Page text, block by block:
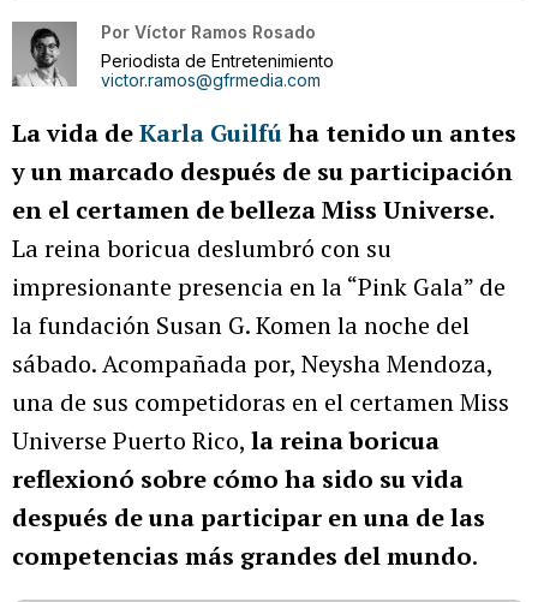
Por Víctor Ramos Rosado
Periodista de Entretenimiento
victor.ramos@gfrmedia.com
La vida deKarla Guilfúha tenido un antes
y un marcado después de su participación
en el certamen de belleza Miss Universe.
La reina boricua deslumbró con su
impresionante presencia en la “Pink Gala” de
la fundación Susan G. Komen la noche del
sábado. Acompañada por, Neysha Mendoza,
una de sus competidoras en el certamen Miss
Universe Puerto Rico, la reina boricua
reflexionó sobre cómo ha sido su vida
después de una participar en una de las
competencias más grandes del mundo.